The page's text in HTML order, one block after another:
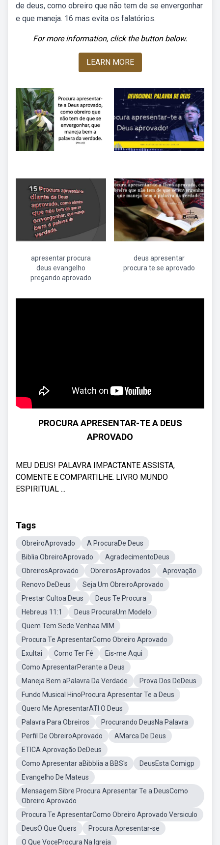
de deus, como obreiro que não tem de se envergonhar
e que maneja. 16 mas evita os falatórios.
For more information, click the button below.
LEARN MORE
apresentar procura
deus evangelho
pregando aprovado
deus apresentar
procura te se aprovado
PROCURA APRESENTAR-TE A DEUS
APROVADO
MEU DEUS! PALAVRA IMPACTANTE ASSISTA,
COMENTE E COMPARTILHE. LIVRO MUNDO
ESPIRITUAL ...
Tags
ObreiroAprovado
A ProcuraDe Deus
Biblia ObreiroAprovado
AgradecimentoDeus
ObreirosAprovado
ObreirosAprovados
Aprovação
Renovo DeDeus
Seja Um ObreiroAprovado
Prestar Cultoa Deus
Deus Te Procura
Hebreus 11:1
Deus ProcuraUm Modelo
Quem Tem Sede Venhaa MIM
Procura Te ApresentarComo Obreiro Aprovado
Exultai
Como Ter Fé
Eis-me Aqui
Como ApresentarPerante a Deus
Maneja Bem aPalavra Da Verdade
Prova Dos DeDeus
Fundo Musical HinoProcura Apresentar Te a Deus
Quero Me ApresentarATI O Deus
Palavra Para Obreiros
Procurando DeusNa Palavra
Perfil De ObreiroAprovado
AMarca De Deus
ETICA Aprovação DeDeus
Como Apresentar aBibblia a BBS's
DeusEsta Comigp
Evangelho De Mateus
Mensagem Sibre Procura Apresentar Te a DeusComo
Obreiro Aprovado
Procura Te ApresentarComo Obreiro Aprovado Versiculo
DeusO Que Quers
Procura Apresentar-se
O Que VoceProcura Na Igreja